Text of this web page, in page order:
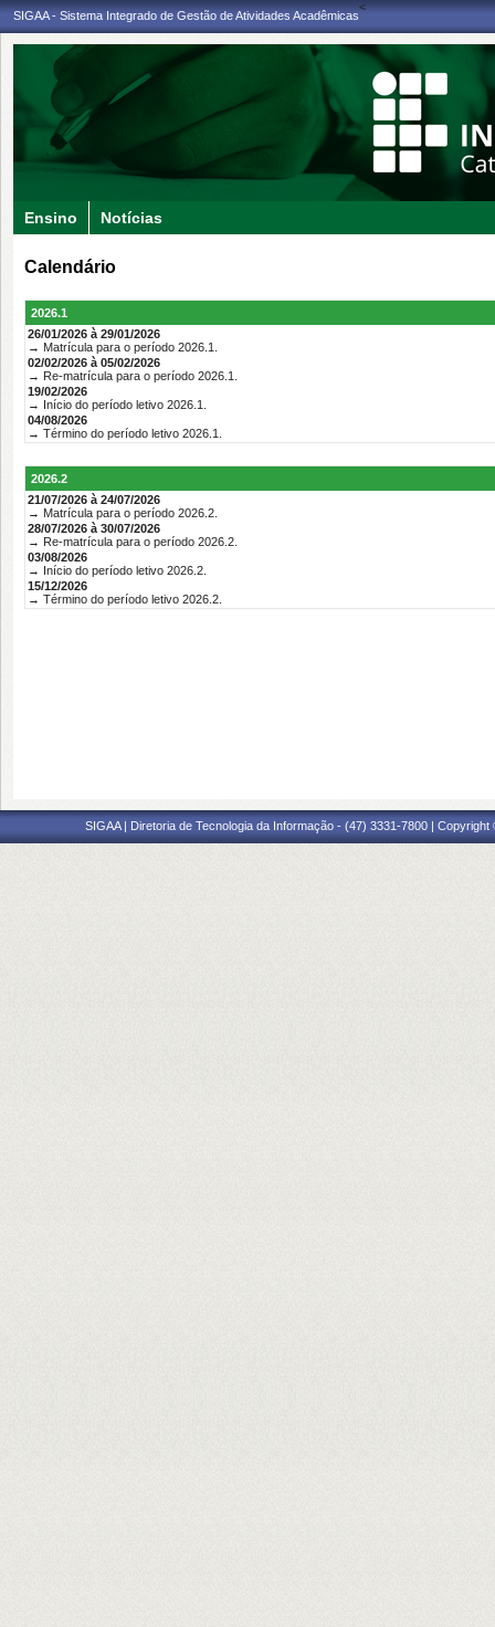
SIGAA - Sistema Integrado de Gestão de Atividades Acadêmicas
<
Ensino Notícias
Calendário
2026.1
26/01/2026 à 29/01/2026
→ Matrícula para o período 2026.1.
02/02/2026 à 05/02/2026
→ Re-matrícula para o período 2026.1.
19/02/2026
→ Início do período letivo 2026.1.
04/08/2026
→ Término do período letivo 2026.1.
2026.2
21/07/2026 à 24/07/2026
→ Matrícula para o período 2026.2.
28/07/2026 à 30/07/2026
→ Re-matrícula para o período 2026.2.
03/08/2026
→ Início do período letivo 2026.2.
15/12/2026
→ Término do período letivo 2026.2.
SIGAA | Diretoria de Tecnologia da Informação - (47) 3331-7800 |